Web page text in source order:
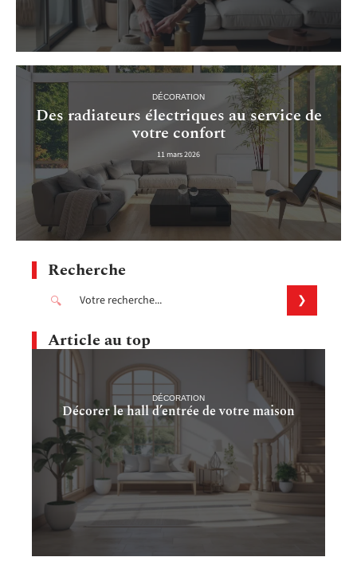
DÉCORATION
Des radiateurs électriques au service de
votre confort
11 mars 2026
Recherche
Article au top
DÉCORATION
Décorer le hall d’entrée de votre maison